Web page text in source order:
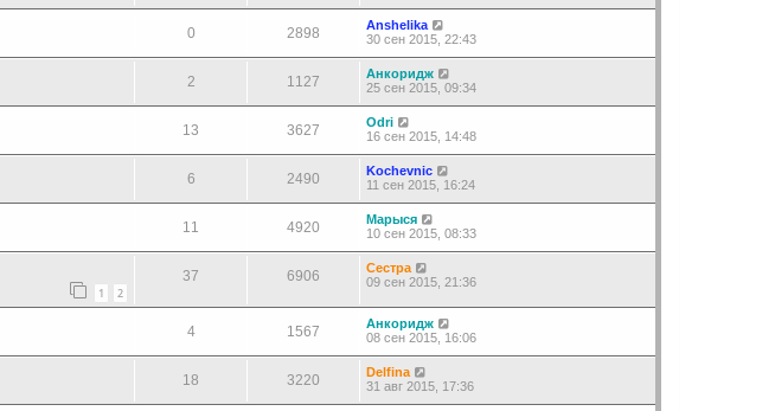
0 2898
Anshelika
30 сен 2015, 22:43
2 1127
Анкоридж
25 сен 2015, 09:34
13 3627
Odri
16 сен 2015, 14:48
6 2490
Kochevnic
11 сен 2015, 16:24
11 4920
Марыся
10 сен 2015, 08:33
1 2
37 6906
Сестра
09 сен 2015, 21:36
4 1567
Анкоридж
08 сен 2015, 16:06
18 3220
Delfina
31 авг 2015, 17:36